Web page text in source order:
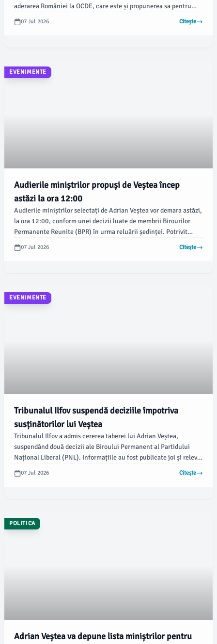
aderarea României la OCDE, care este și propunerea sa pentru
funcția de ministru al Afacerilor Externe. Cei doi au revizuit
varianta finală a programului de guvernare pe care Veștea
07 Jul 2026 Citește
EVENIMENTE
Audierile miniștrilor propuși de Veștea încep
astăzi la ora 12:00
Audierile miniștrilor selectați de Adrian Veștea vor demara astăzi,
la ora 12:00, conform unei decizii luate de membrii Birourilor
Permanente Reunite (BPR) în urma reluării ședinței. Potrivit
newsbv.ro, această etapă precede învestirea Guvernului Veștea,
programată pentru luni seara.
07 Jul 2026 Citește
EVENIMENTE
Tribunalul Ilfov suspendă deciziile împotriva
susținătorilor lui Veștea
Tribunalul Ilfov a admis cererea taberei lui Adrian Veștea,
suspendând două decizii ale Biroului Permanent al Partidului
Național Liberal (PNL). Informațiile au fost publicate joi și relevă
că susținătorii premierului desemnat nu pot fi excluși din partid
pentru sprijinul acordat noului guvern.
07 Jul 2026 Citește
POLITICA
Adrian Veștea va depune lista miniștrilor pentru